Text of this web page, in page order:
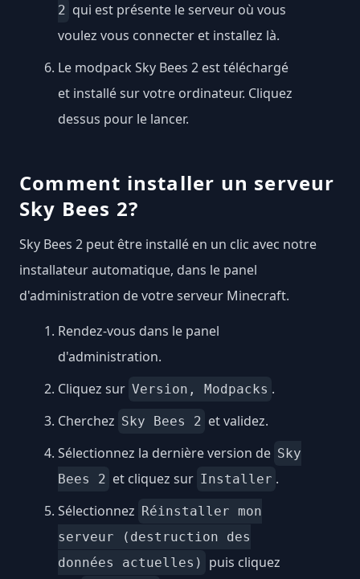
2 qui est présente le serveur où vous
voulez vous connecter et installez là.
Le modpack Sky Bees 2 est téléchargé
et installé sur votre ordinateur. Cliquez
dessus pour le lancer.
Comment installer un serveur
Sky Bees 2?
Sky Bees 2 peut être installé en un clic avec notre
installateur automatique, dans le panel
d'administration de votre serveur Minecraft.
Rendez-vous dans le panel
d'administration.
Cliquez sur Version, Modpacks .
Cherchez Sky Bees 2 et validez.
Sélectionnez la dernière version de Sky
Bees 2 et cliquez sur Installer .
Sélectionnez Réinstaller mon
serveur (destruction des
données actuelles)
puis cliquez